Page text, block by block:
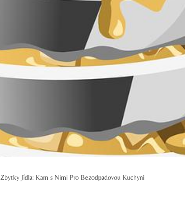
Zbytky Jídla: Kam s Nimi Pro Bezodpadovou Kuchyni